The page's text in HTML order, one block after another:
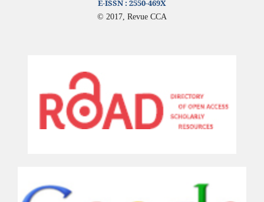
E-ISSN : 2550-469X
© 2017, Revue CCA